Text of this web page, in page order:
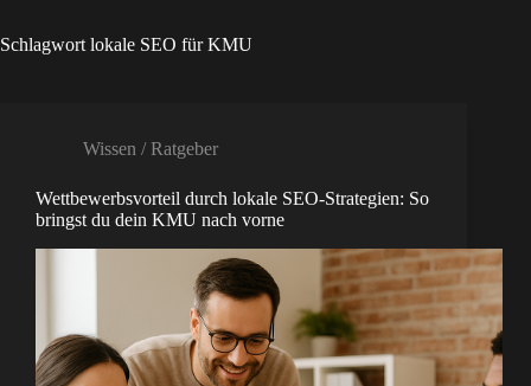
Schlagwort lokale SEO für KMU
Wissen / Ratgeber
Wettbewerbsvorteil durch lokale SEO-Strategien: So
bringst du dein KMU nach vorne